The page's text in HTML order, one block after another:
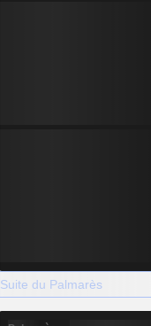
Suite du Palmarès